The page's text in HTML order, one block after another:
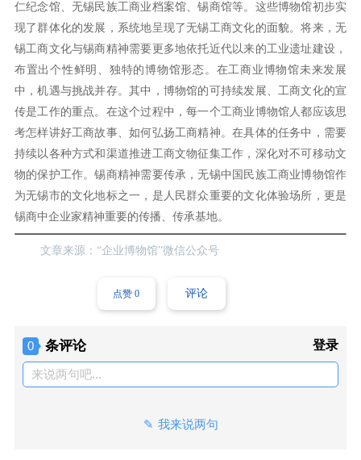
仁纪念馆、无锡民族工商业档案馆、锡商馆等。这些博物馆初步实
现了群体化的发展，系统地呈现了无锡工商文化的面貌。将来，无
锡工商文化与锡商精神需要更多地依托近代以来的工业遗址建设，
布置出个性鲜明、独特的博物馆形态。在工商业博物馆未来发展
中，机遇与挑战并存。其中，博物馆的可持续发展、工商文化的宣
传是工作的重点。在这个过程中，每一个工商业博物馆人都应该思
考怎样讲好工商故事、如何弘扬工商精神。在具体的任务中，需要
持续以各种方式和渠道推进工商文物征集工作，深化对不可移动文
物的保护工作。锡商精神需要传承，无锡中国民族工商业博物馆作
为无锡市的文化地标之一，是人民群众重要的文化体验场所，更是
锡商中企业家精神重要的传播、传承基地。
文章来源：“企业博物馆”微信公众号
点赞0 评论
0 条评论 登录
来说两句吧...
我来说两句